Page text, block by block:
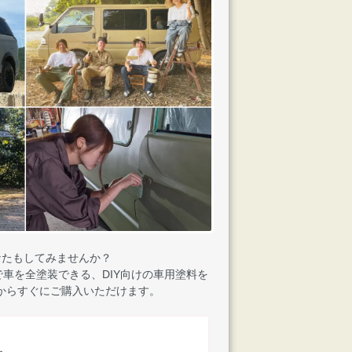
もしてみませんか？
を全塗装できる、DIY向けの車用塗料を
すぐにご購入いただけます。